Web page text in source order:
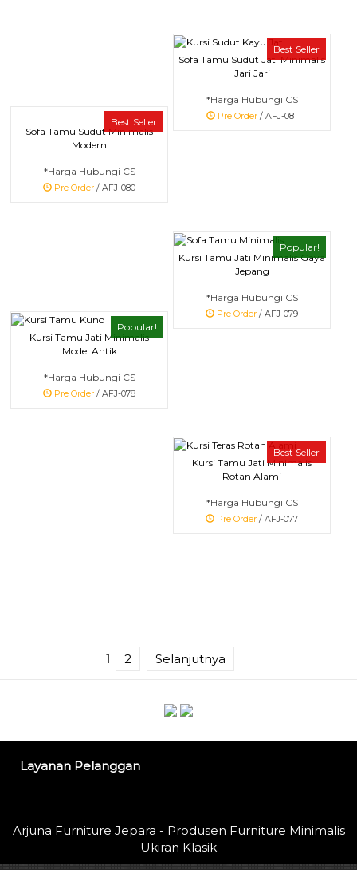
Best Seller
Sofa Tamu Sudut Jati Minimalis
Jari Jari
*Harga Hubungi CS
Pre Order / AFJ-081
Best Seller
Sofa Tamu Sudut Minimalis
Modern
*Harga Hubungi CS
Pre Order / AFJ-080
Popular!
Kursi Tamu Jati Minimalis Gaya
Jepang
*Harga Hubungi CS
Pre Order / AFJ-079
Popular!
Kursi Tamu Jati Minimalis
Model Antik
*Harga Hubungi CS
Pre Order / AFJ-078
Best Seller
Kursi Tamu Jati Minimalis
Rotan Alami
*Harga Hubungi CS
Pre Order / AFJ-077
1 2 Selanjutnya
Layanan Pelanggan
Arjuna Furniture Jepara - Produsen Furniture Minimalis
Ukiran Klasik